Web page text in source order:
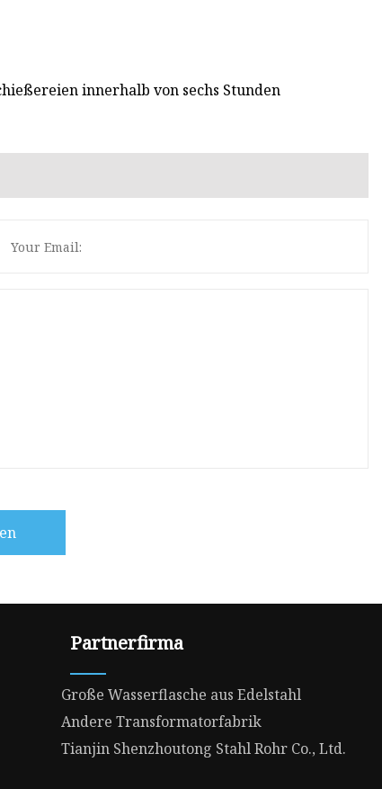
innerhalb von sechs Stunden
Partnerfirma
Große Wasserflasche aus Edelstahl
Andere Transformatorfabrik
Tianjin Shenzhoutong Stahl Rohr Co., Ltd.